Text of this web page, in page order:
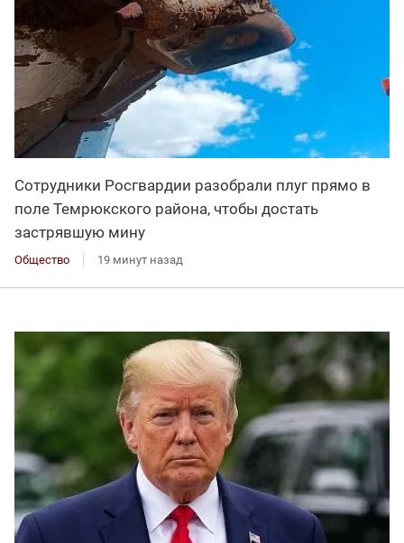
Сотрудники Росгвардии разобрали плуг прямо в
поле Темрюкского района, чтобы достать
застрявшую мину
Общество 19 минут назад